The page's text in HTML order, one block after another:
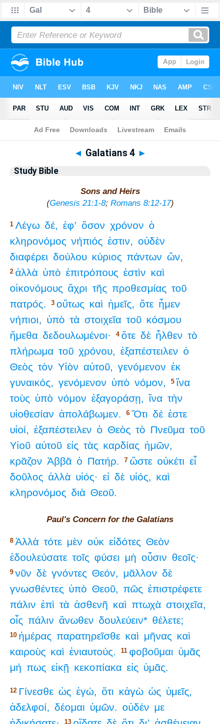
Bible > Study Bible > Galatians 4
◄ Galatians 4 ►
Study Bible
Sons and Heirs
(Genesis 21:1-8; Romans 8:12-17)
1 Λέγω δέ, ἐφ’ ὅσον χρόνον ὁ
κληρονόμος νήπιός ἐστιν,
οὐδὲν
διαφέρει δούλου κύριος πάντων ὤν,
2 ἀλλὰ ὑπὸ ἐπιτρόπους ἐστὶν καὶ
οἰκονόμους ἄχρι τῆς προθεσμίας τοῦ
πατρός.
3 οὕτως καὶ ἡμεῖς, ὅτε ἦμεν
νήπιοι,
ὑπὸ τὰ στοιχεῖα τοῦ κόσμου
ἤμεθα δεδουλωμένοι· 4 ὅτε δὲ ἦλθεν τὸ
πλήρωμα τοῦ χρόνου, ἐξαπέστειλεν ὁ
Θεὸς τὸν Υἱὸν αὐτοῦ, γενόμενον ἐκ
γυναικός,
γενόμενον ὑπὸ νόμον, 5 ἵνα
τοὺς ὑπὸ νόμον ἐξαγοράσῃ, ἵνα τὴν
υἱοθεσίαν ἀπολάβωμεν. 6 Ὅτι δέ ἐστε
υἱοί,
ἐξαπέστειλεν ὁ Θεὸς τὸ Πνεῦμα τοῦ
Υἱοῦ αὐτοῦ εἰς τὰς καρδίας ἡμῶν,
κρᾶζον Ἀββᾶ ὁ Πατήρ. 7 ὥστε οὐκέτι εἶ
δοῦλος ἀλλὰ υἱός· εἰ δὲ υἱός,
καὶ
κληρονόμος διὰ Θεοῦ.
Paul's Concern for the Galatians
8 Ἀλλὰ τότε μὲν οὐκ εἰδότες Θεὸν
ἐδουλεύσατε τοῖς φύσει μὴ οὖσιν θεοῖς·
9 νῦν δὲ γνόντες Θεόν, μᾶλλον δὲ
γνωσθέντες ὑπὸ Θεοῦ, πῶς ἐπιστρέφετε
πάλιν ἐπὶ τὰ ἀσθενῆ καὶ πτωχὰ στοιχεῖα,
οἷς πάλιν ἄνωθεν δουλεύειν* θέλετε;
10 ἡμέρας παρατηρεῖσθε καὶ μῆνας καὶ
καιροὺς καὶ ἐνιαυτούς. 11 φοβοῦμαι ὑμᾶς
μή πως εἰκῇ κεκοπίακα εἰς ὑμᾶς.
12 Γίνεσθε ὡς ἐγώ, ὅτι κἀγὼ ὡς ὑμεῖς,
ἀδελφοί, δέομαι ὑμῶν. οὐδέν με
13